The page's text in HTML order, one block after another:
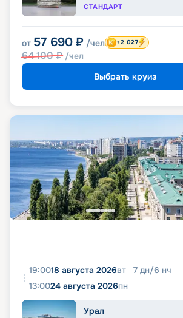
СТАНДАРТ
от 57 690 ₽ /чел
64 100₽ /чел
+2 027
Выбрать круиз
19:0018 августа 2026вт 7 дн/6 нч
13:0024 августа 2026пн
Урал